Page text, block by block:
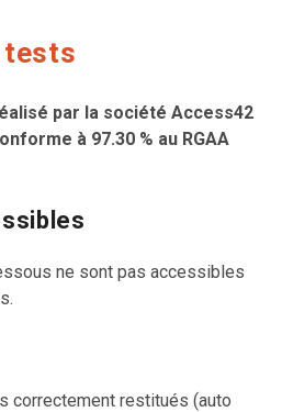
tests
par la société Access42
à 97.30 % au RGAA
ne sont pas accessibles
correctement restitués (auto